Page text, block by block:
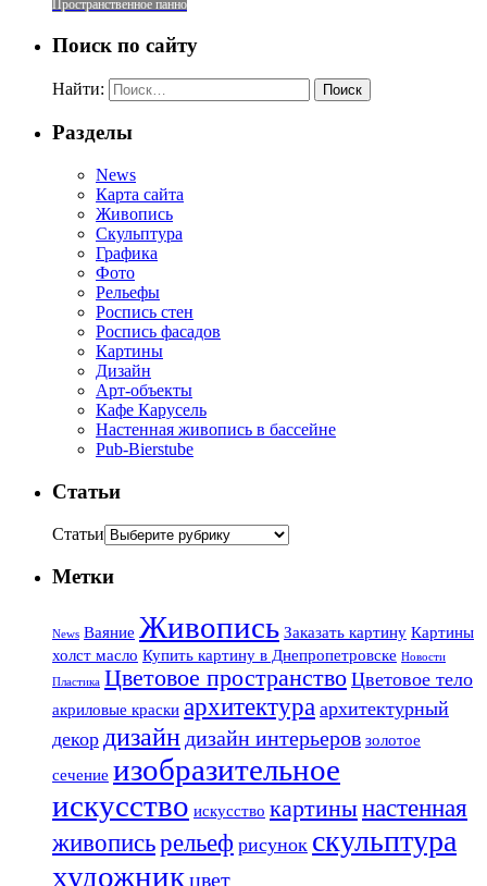
Пространственное панно
Поиск по сайту
Найти:
Разделы
News
Карта сайта
Живопись
Скульптура
Графика
Фото
Рельефы
Роспись стен
Роспись фасадов
Картины
Дизайн
Арт-объекты
Кафе Карусель
Настенная живопись в бассейне
Pub-Bierstube
Статьи
Статьи
Метки
News Ваяние Живопись Заказать картину Картины
холст масло Купить картину в Днепропетровске Новости
Пластика Цветовое пространство Цветовое тело
акриловые краски архитектура архитектурный
декор дизайн дизайн интерьеров золотое
сечение изобразительное
искусство искусство картинынастенная
живописьрельеф рисунок скульптура
художникцвет